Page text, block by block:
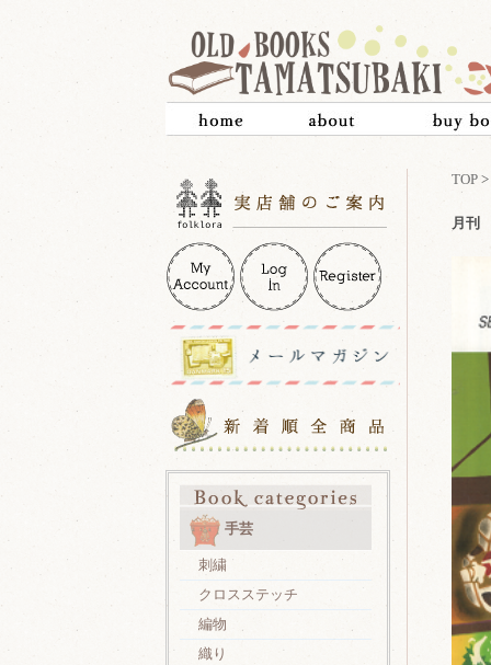
手芸
刺繍
クロスステッチ
編物
織り
TOP >
月刊